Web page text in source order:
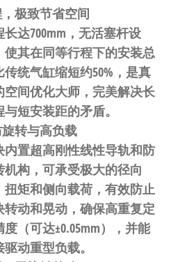
极致节省空间
达700mm， 无活塞杆设
使其在同等行程下的安装总
传统气缸缩短约50% ，是真
空间优化大师，完美解决长
与短安装距的矛盾。
转与高负载
内置超高刚性线性导轨和防
机构，可承受极大的径向
扭矩和侧向载荷， 有效防止
转动和晃动，确保高重复定
度（可达±0.05mm），并能
动重型负载。